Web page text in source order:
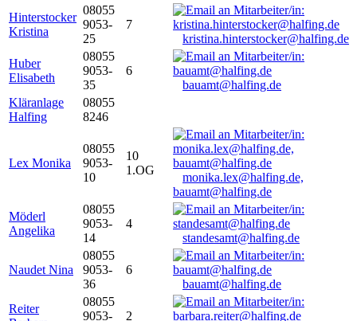
Hinterstocker
Kristina
08055
9053-
25
7
kristina.hinterstocker@halfing.de
Huber
Elisabeth
08055
9053-
35
6
bauamt@halfing.de
Kläranlage
Halfing
08055
8246
Lex Monika
08055
9053-
10
10
1.OG
monika.lex@halfing.de,
bauamt@halfing.de
Möderl
Angelika
08055
9053-
14
4
standesamt@halfing.de
Naudet Nina
08055
9053-
36
6
bauamt@halfing.de
Reiter
08055
9053-
2